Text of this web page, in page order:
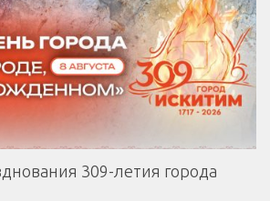
309-летия города